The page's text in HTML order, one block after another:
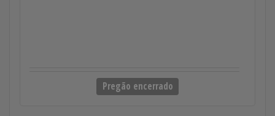
Pregão encerrado